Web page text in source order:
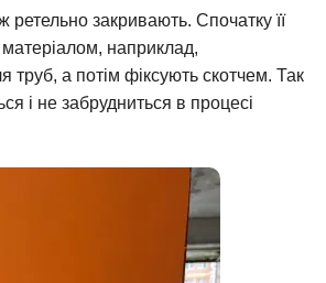
ретельно закривають. Спочатку її
наприклад,
труб, а потім фіксують скотчем. Так
і не забрудниться в процесі